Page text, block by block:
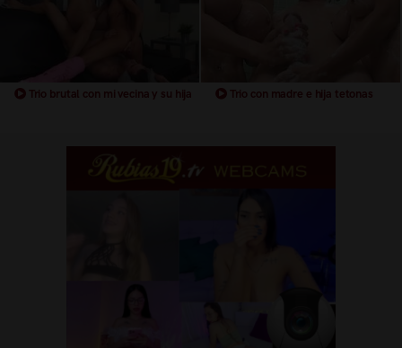
Trio brutal con mi vecina y su hija Trio con madre e hija tetonas